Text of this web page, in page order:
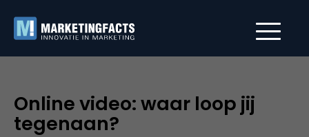
Online video: waar loop jij
tegenaan?